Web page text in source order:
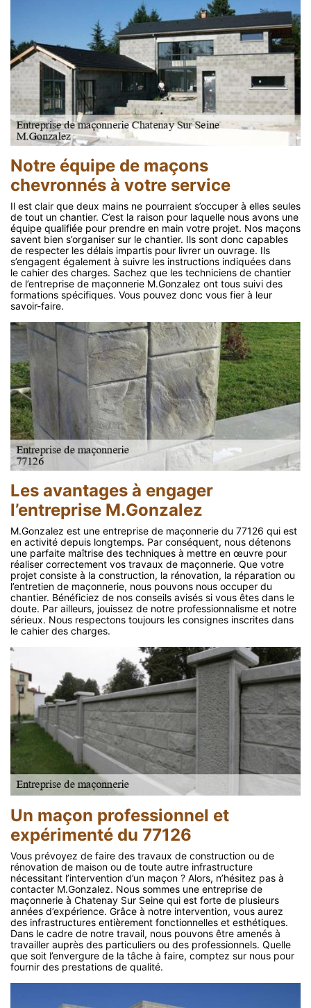
Notre équipe de maçons
chevronnés à votre service
Il est clair que deux mains ne pourraient s’occuper à elles seules
de tout un chantier. C’est la raison pour laquelle nous avons une
équipe qualifiée pour prendre en main votre projet. Nos maçons
savent bien s’organiser sur le chantier. Ils sont donc capables
de respecter les délais impartis pour livrer un ouvrage. Ils
s’engagent également à suivre les instructions indiquées dans
le cahier des charges. Sachez que les techniciens de chantier
de l’entreprise de maçonnerie M.Gonzalez ont tous suivi des
formations spécifiques. Vous pouvez donc vous fier à leur
savoir-faire.
Les avantages à engager
l’entreprise M.Gonzalez
M.Gonzalez est une entreprise de maçonnerie du 77126 qui est
en activité depuis longtemps. Par conséquent, nous détenons
une parfaite maîtrise des techniques à mettre en œuvre pour
réaliser correctement vos travaux de maçonnerie. Que votre
projet consiste à la construction, la rénovation, la réparation ou
l’entretien de maçonnerie, nous pouvons nous occuper du
chantier. Bénéficiez de nos conseils avisés si vous êtes dans le
doute. Par ailleurs, jouissez de notre professionnalisme et notre
sérieux. Nous respectons toujours les consignes inscrites dans
le cahier des charges.
Un maçon professionnel et
expérimenté du 77126
Vous prévoyez de faire des travaux de construction ou de
rénovation de maison ou de toute autre infrastructure
nécessitant l’intervention d’un maçon ? Alors, n’hésitez pas à
contacter M.Gonzalez. Nous sommes une entreprise de
maçonnerie à Chatenay Sur Seine qui est forte de plusieurs
années d’expérience. Grâce à notre intervention, vous aurez
des infrastructures entièrement fonctionnelles et esthétiques.
Dans le cadre de notre travail, nous pouvons être amenés à
travailler auprès des particuliers ou des professionnels. Quelle
que soit l’envergure de la tâche à faire, comptez sur nous pour
fournir des prestations de qualité.